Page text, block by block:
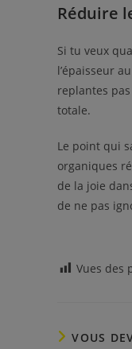
Réduire
Si tu veux
l’épaisseur
replantes
totale.
Le point qui
organiques
de la joie
de ne pas
Vues des
VOUS